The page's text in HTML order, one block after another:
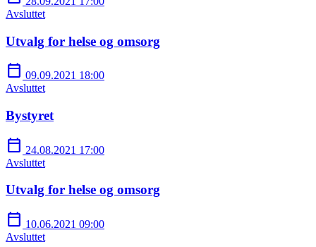
Avsluttet
Utvalg for helse og omsorg
calendar_today 09.09.2021 18:00
Avsluttet
Bystyret
calendar_today 24.08.2021 17:00
Avsluttet
Utvalg for helse og omsorg
calendar_today 10.06.2021 09:00
Avsluttet